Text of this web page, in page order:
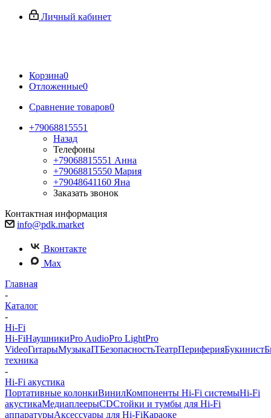
Личный кабинет
Корзина0
Отложенные0
Сравнение товаров0
+79068815551
Назад
Телефоны
+79068815551 Анна
+79068815550 Мария
+79048641160 Яна
Заказать звонок
Контактная информация
info@pdk.market
Вконтакте
Max
Главная
-
Каталог
-
Hi-Fi
Hi-FiНаушникиPro AudioPro LightPro
VideoГитарыМузыкаITБезопасностьТеатрПериферияБукинист
техника
-
Hi-Fi акустика
Портативные колонкиВинилКомпоненты Hi-Fi системыHi-Fi
акустикаМедиаплеерыCDСтойки и тумбы для Hi-Fi
аппаратурыАксессуары для Hi-FiКараоке